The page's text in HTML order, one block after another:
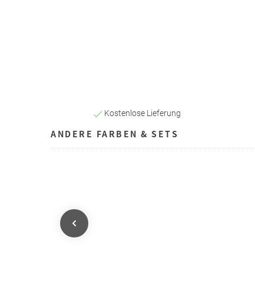
Kostenlose Lieferung
ANDERE FARBEN & SETS